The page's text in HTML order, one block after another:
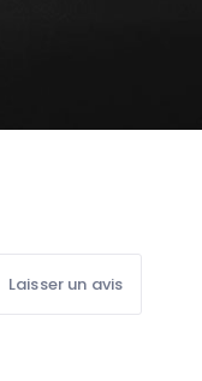
Laisser un avis